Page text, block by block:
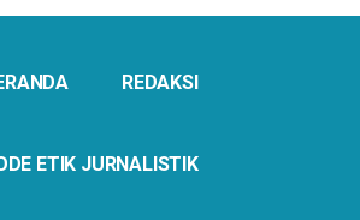
REDAKSI
ETIK JURNALISTIK